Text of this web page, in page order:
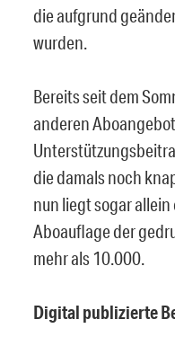
die aufgrund
wurden.
Bereits seit dem
anderen
die damals noch
nun liegt sogar allein
Aboauflage der
mehr als 10.000.
Digital publizierte